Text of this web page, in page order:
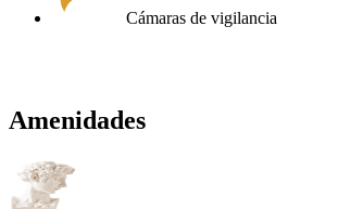
Cámaras de vigilancia
Amenidades